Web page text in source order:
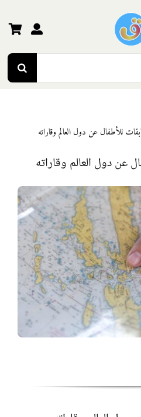
للأطفال عن دول العالم وقاراته
عن دول العالم وقاراته